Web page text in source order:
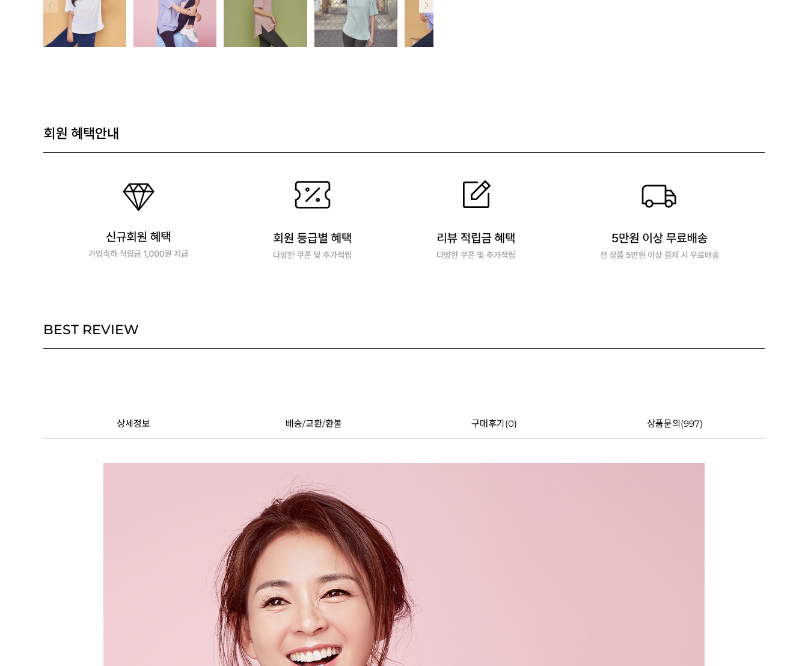
회원 혜택안내
BEST REVIEW
상세정보 배송/교환/환불 구매후기(0) 상품문의(997)